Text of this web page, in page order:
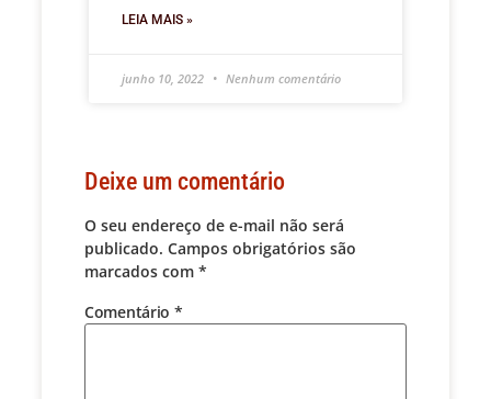
LEIA MAIS »
junho 10, 2022 Nenhum comentário
Deixe um comentário
O seu endereço de e-mail não será
publicado. Campos obrigatórios são
marcados com *
Comentário *